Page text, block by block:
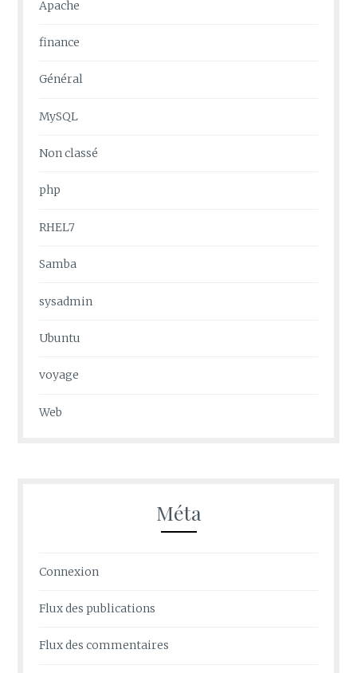
Apache
finance
Général
MySQL
Non classé
php
RHEL7
Samba
sysadmin
Ubuntu
voyage
Web
Méta
Connexion
Flux des publications
Flux des commentaires